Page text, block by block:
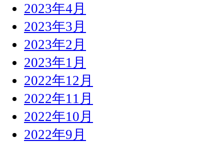
2023年4月
2023年3月
2023年2月
2023年1月
2022年12月
2022年11月
2022年10月
2022年9月